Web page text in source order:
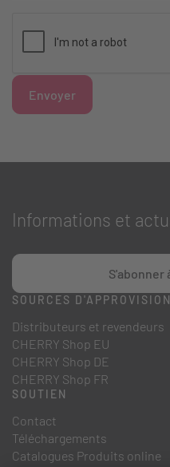
Envoyer
Informations et
S'abonner
SOURCES
Distributeurs et revendeurs
CHERRY Shop EU
CHERRY Shop DE
CHERRY Shop FR
SOUTIEN
Contact
Téléchargements
Catalogues Produits online